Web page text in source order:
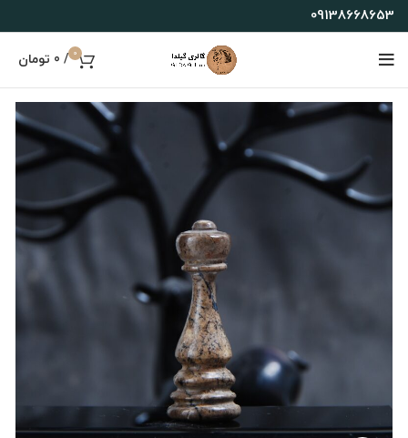
09138668653
0
/
0 تومان